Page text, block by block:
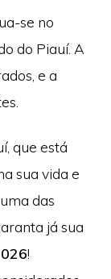
se no
do Piauí. A
e a
que está
sua vida e
das
já sua
!